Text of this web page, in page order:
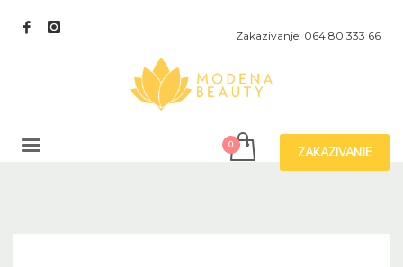
Zakazivanje: 064 80 333 66
ZAKAZIVANJE